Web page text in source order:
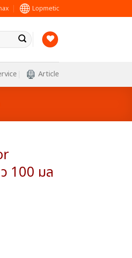
Lopmetic
Article
100 มล